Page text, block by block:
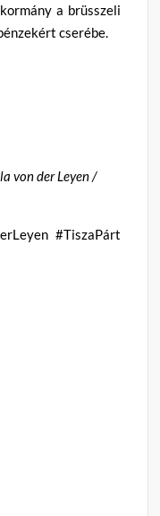
a brüsszeli
cserébe.
von der Leyen /
#TiszaPárt